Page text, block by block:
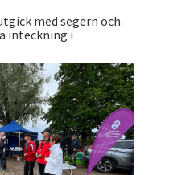
med segern och
inteckning i